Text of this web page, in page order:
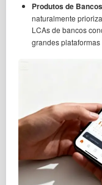
Produtos de
naturalmente
LCAs de bancos
grandes